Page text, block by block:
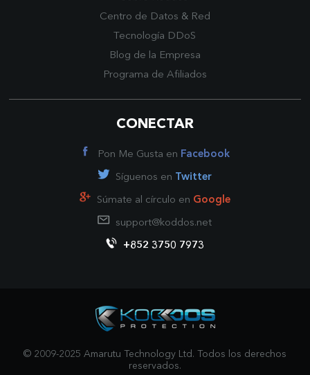
Centro de Datos & Red
Tecnología DDoS
Blog de la Empresa
Programa de Afiliados
CONECTAR
Pon Me Gusta en Facebook
Síguenos en Twitter
Súmate al círculo en Google
support@koddos.net
+852 3750 7973
© 2009-2025 Amarutu Technology Ltd. Todos los derechos
reservados.